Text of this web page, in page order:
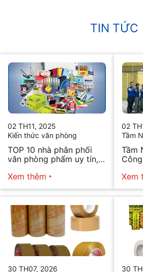
TIN TỨC
02 TH11, 2025
Kiến thức văn phòng
TOP 10 nhà phân phối
văn phòng phẩm uy tín,
Xem thêm
02
Tầm
Tầm
Xem
30 TH07, 2026
30